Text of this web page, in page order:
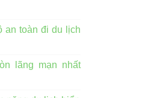
an toàn đi du lịch
lãng mạn nhất